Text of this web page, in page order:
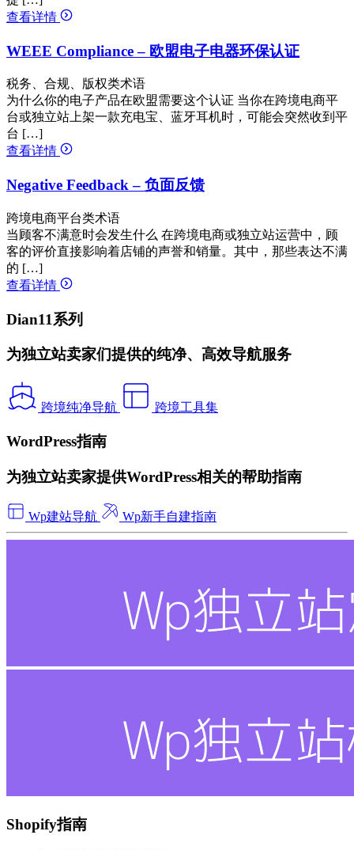
查看详情
WEEE Compliance – 欧盟电子电器环保认证
税务、合规、版权类术语
为什么你的电子产品在欧盟需要这个认证 当你在跨境电商平
台或独立站上架一款充电宝、蓝牙耳机时，可能会突然收到平
台 […]
查看详情
Negative Feedback – 负面反馈
跨境电商平台类术语
当顾客不满意时会发生什么 在跨境电商或独立站运营中，顾
客的评价直接影响着店铺的声誉和销量。其中，那些表达不满
的 […]
查看详情
Dian11系列
为独立站卖家们提供的纯净、高效导航服务
跨境纯净导航 跨境工具集
WordPress指南
为独立站卖家提供WordPress相关的帮助指南
Wp建站导航 Wp新手自建指南
Shopify指南